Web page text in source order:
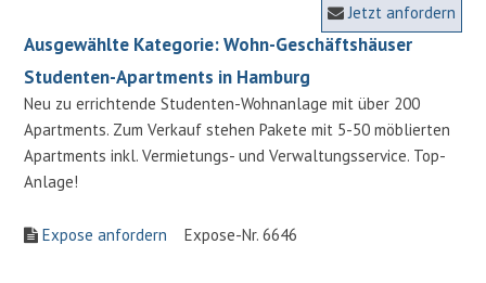
Jetzt anfordern
Ausgewählte Kategorie: Wohn-Geschäftshäuser
Studenten-Apartments in Hamburg
Neu zu errichtende Studenten-Wohnanlage mit über 200
Apartments. Zum Verkauf stehen Pakete mit 5-50 möblierten
Apartments inkl. Vermietungs- und Verwaltungsservice. Top-
Anlage!
Expose anfordern Expose-Nr. 6646